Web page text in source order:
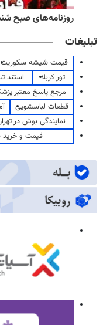
روزنامه‌های صبح شنبه ۱۷ مرداد
تبلیغات
قیمت شیشه سکوریت
تور کربلا
استند
مرجع پاسخ معتبر
قطعات لباسشویی
نمایندگی بوش در
قیمت و خرید